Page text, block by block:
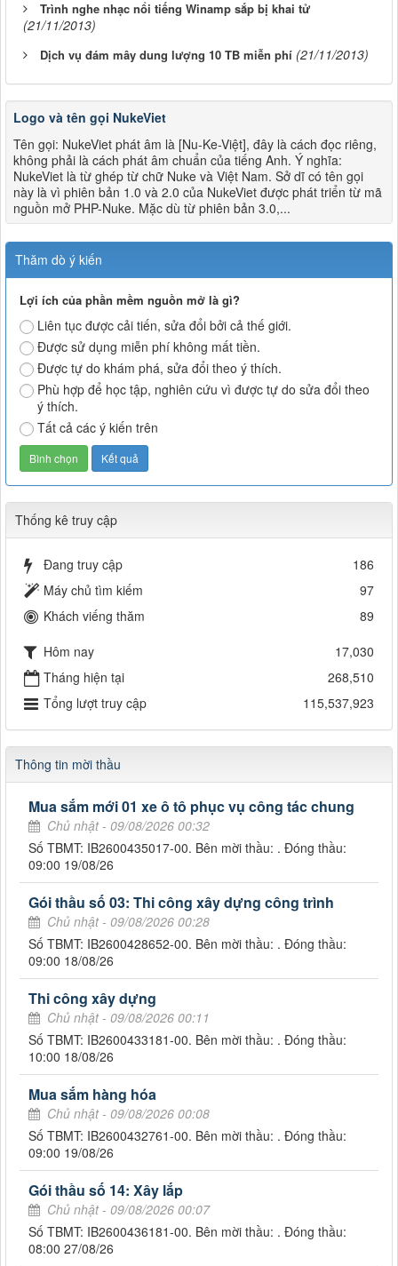
Trình nghe nhạc nổi tiếng Winamp sắp bị khai tử
(21/11/2013)
Dịch vụ đám mây dung lượng 10 TB miễn phí (21/11/2013)
Logo và tên gọi NukeViet
Tên gọi: NukeViet phát âm là [Nu-Ke-Việt], đây là cách đọc riêng,
không phải là cách phát âm chuẩn của tiếng Anh. Ý nghĩa:
NukeViet là từ ghép từ chữ Nuke và Việt Nam. Sở dĩ có tên gọi
này là vì phiên bản 1.0 và 2.0 của NukeViet được phát triển từ mã
nguồn mở PHP-Nuke. Mặc dù từ phiên bản 3.0,...
Thăm dò ý kiến
Lợi ích của phần mềm nguồn mở là gì?
Liên tục được cải tiến, sửa đổi bởi cả thế giới.
Được sử dụng miễn phí không mất tiền.
Được tự do khám phá, sửa đổi theo ý thích.
Phù hợp để học tập, nghiên cứu vì được tự do sửa đổi theo
ý thích.
Tất cả các ý kiến trên
Thống kê truy cập
Đang truy cập
186
Máy chủ tìm kiếm
97
Khách viếng thăm
89
Hôm nay
17,030
Tháng hiện tại
268,510
Tổng lượt truy cập
115,537,923
Thông tin mời thầu
Mua sắm mới 01 xe ô tô phục vụ công tác chung
Chủ nhật - 09/08/2026 00:32
Số TBMT: IB2600435017-00. Bên mời thầu: . Đóng thầu:
09:00 19/08/26
Gói thầu số 03: Thi công xây dựng công trình
Chủ nhật - 09/08/2026 00:28
Số TBMT: IB2600428652-00. Bên mời thầu: . Đóng thầu:
09:00 18/08/26
Thi công xây dựng
Chủ nhật - 09/08/2026 00:11
Số TBMT: IB2600433181-00. Bên mời thầu: . Đóng thầu:
10:00 18/08/26
Mua sắm hàng hóa
Chủ nhật - 09/08/2026 00:08
Số TBMT: IB2600432761-00. Bên mời thầu: . Đóng thầu:
09:00 19/08/26
Gói thầu số 14: Xây lắp
Chủ nhật - 09/08/2026 00:07
Số TBMT: IB2600436181-00. Bên mời thầu: . Đóng thầu:
08:00 27/08/26